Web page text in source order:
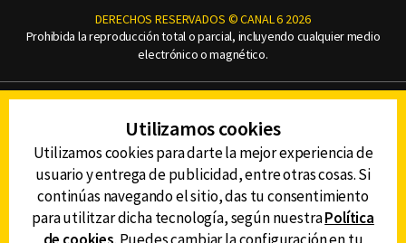
DERECHOS RESERVADOS © CANAL 6 2026
Prohibida la reproducción total o parcial, incluyendo cualquier medio
electrónico o magnético.
AVISO DE PRIVACIDAD
AVISO LEGAL
DEFENSORÍA DE LAS AUDIENCIAS
Utilizamos cookies
Utilizamos cookies para darte la mejor experiencia de
usuario y entrega de publicidad, entre otras cosas. Si
continúas navegando el sitio, das tu consentimiento
para utilitzar dicha tecnología, según nuestraPolítica